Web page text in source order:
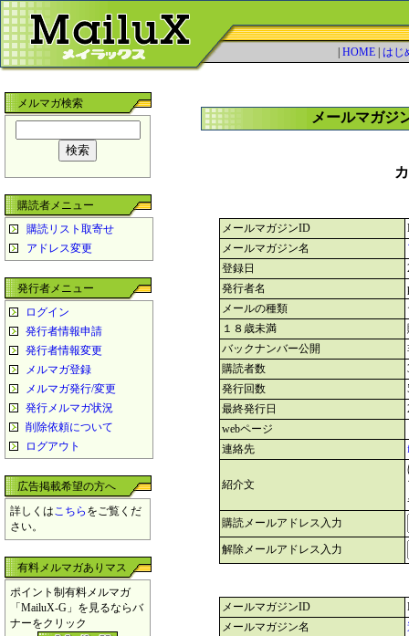
HOME| はじ
メルマガ検索
購読者メニュー
購読リスト取寄せ
アドレス変更
発行者メニュー
ログイン
発行者情報申請
発行者情報変更
メルマガ登録
メルマガ発行/変更
発行メルマガ状況
削除依頼について
ログアウト
広告掲載希望の方へ
詳しくはこちら をご覧くだ
さい。
有料メルマガありマス
ポイント制有料メルマガ
「MailuX-G」を見るならバ
ナーをクリック
メールマガジ
メールマガジンID
メールマガジン名
登録日
発行者名
メールの種類
１８歳未満
バックナンバー公開
購読者数
発行回数
最終発行日
webページ
連絡先
紹介文
購読メールアドレス入力
解除メールアドレス入力
メールマガジンID
メールマガジン名